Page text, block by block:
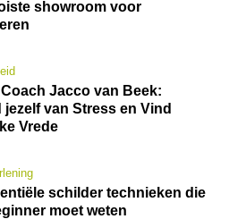
showroom voor
Jacco van Beek:
jezelf van Stress en Vind
Vrede
schilder technieken die
moet weten